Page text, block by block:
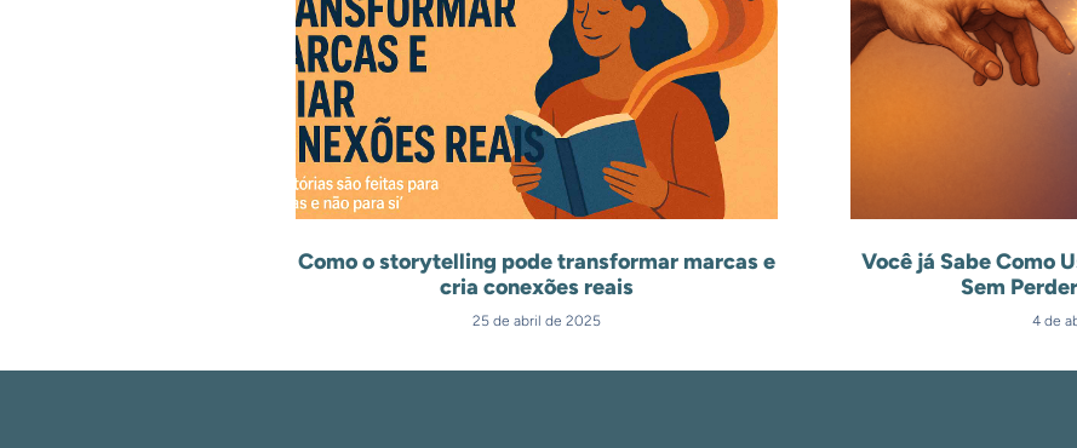
Como o storytelling pode transformar marcas e
cria conexões reais
25 de abril de 2025
Você já Sabe Como
Sem
4 de